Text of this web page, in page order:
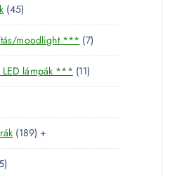
454
5
t
e
r
m
k
moodlight *** 77
t
r
é
lámpák *** 111
1
e
m
1891
8
+
2